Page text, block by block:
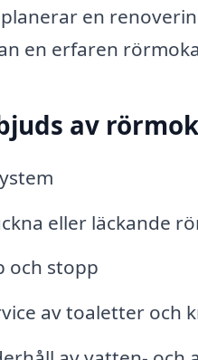
en
en erfaren
av
eller läckande
och stopp
av toaletter och